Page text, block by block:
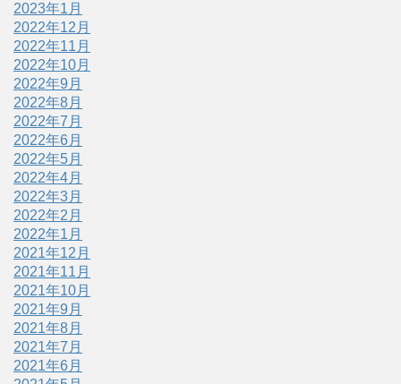
2023年1月
2022年12月
2022年11月
2022年10月
2022年9月
2022年8月
2022年7月
2022年6月
2022年5月
2022年4月
2022年3月
2022年2月
2022年1月
2021年12月
2021年11月
2021年10月
2021年9月
2021年8月
2021年7月
2021年6月